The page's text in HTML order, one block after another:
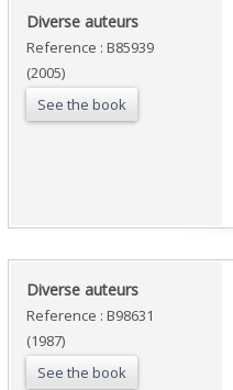
‎Diverse auteurs‎
Reference : B85939
(2005)
See the book
‎Diverse auteurs‎
Reference : B98631
(1987)
See the book